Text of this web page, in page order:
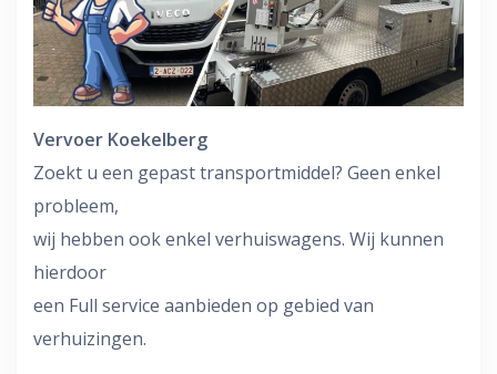
Vervoer Koekelberg
Zoekt u een gepast transportmiddel? Geen enkel
probleem,
wij hebben ook enkel verhuiswagens. Wij kunnen
hierdoor
een Full service aanbieden op gebied van
verhuizingen.